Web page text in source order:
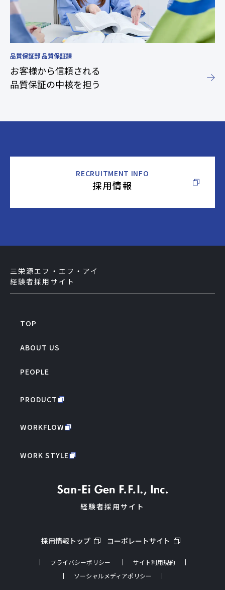
品質保証部 品質保証課
お客様から信頼される
品質保証の中核を担う
採用情報
三栄源エフ・エフ・アイ
経験者採用サイト
TOP
ABOUT US
PEOPLE
PRODUCT
WORKFLOW
WORK STYLE
経験者採用サイト
採用情報トップ コーポレートサイト
プライバシーポリシー
サイト利用規約
ソーシャルメディアポリシー